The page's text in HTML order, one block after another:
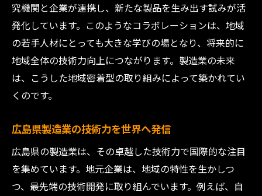
究機関と企業が連携し、新たな製品を生み出す試みが活
発化しています。このようなコラボレーションは、地域
の若手人材にとっても大きな学びの場となり、将来的に
地域全体の技術力向上につながります。製造業の未来
は、こうした地域密着型の取り組みによって築かれてい
くのです。
広島県製造業の技術力を世界へ発信
広島県の製造業は、その卓越した技術力で国際的な注目
を集めています。地元企業は、地域の特性を生かしつ
つ、最先端の技術開発に取り組んでいます。例えば、自